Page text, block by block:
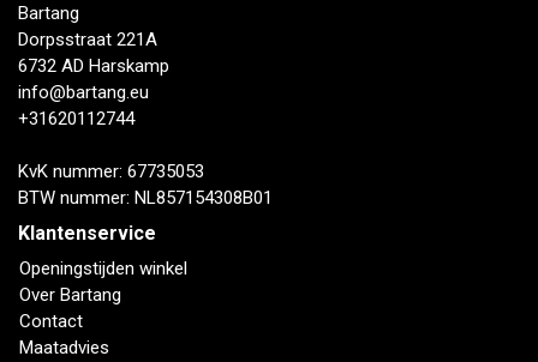
Bartang
Dorpsstraat 221A
6732 AD Harskamp
info@bartang.eu
+31620112744
KvK nummer: 67735053
BTW nummer: NL857154308B01
Klantenservice
Openingstijden winkel
Over Bartang
Contact
Maatadvies